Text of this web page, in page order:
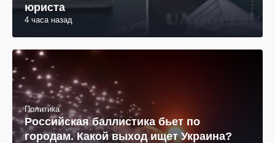
юриста
4 часа назад
Политика
Российская баллистика бьет по
городам. Какой выход ищет Украина?